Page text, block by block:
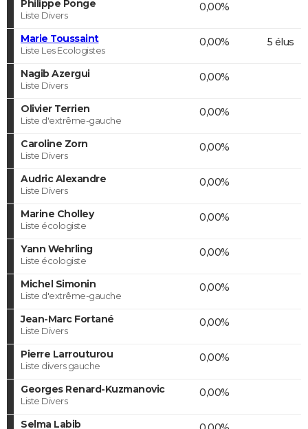
Philippe Ponge
Liste Divers
0,00%
Marie Toussaint
Liste Les Ecologistes
0,00% 5 élus
Nagib Azergui
Liste Divers
0,00%
Olivier Terrien
Liste d'extrême-gauche
0,00%
Caroline Zorn
Liste Divers
0,00%
Audric Alexandre
Liste Divers
0,00%
Marine Cholley
Liste écologiste
0,00%
Yann Wehrling
Liste écologiste
0,00%
Michel Simonin
Liste d'extrême-gauche
0,00%
Jean-Marc Fortané
Liste Divers
0,00%
Pierre Larrouturou
Liste divers gauche
0,00%
Georges Renard-Kuzmanovic
Liste Divers
0,00%
Selma Labib